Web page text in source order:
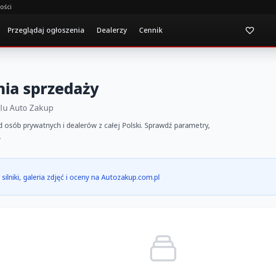
Przeglądaj ogłoszenia Dealerzy Cennik
sprzedaży
Auto Zakup
prywatnych i dealerów z całej Polski. Sprawdź parametry,
galeria zdjęć i oceny na Autozakup.com.pl